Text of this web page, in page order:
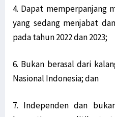
4. Dapat memperpanjang
yang sedang menjabat
pada tahun 2022 dan 2023;
6. Bukan berasal dari
Nasional Indonesia; dan
7. Independen dan